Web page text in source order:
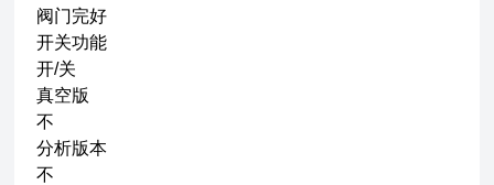
阀门完好
开关功能
开/关
真空版
不
分析版本
不